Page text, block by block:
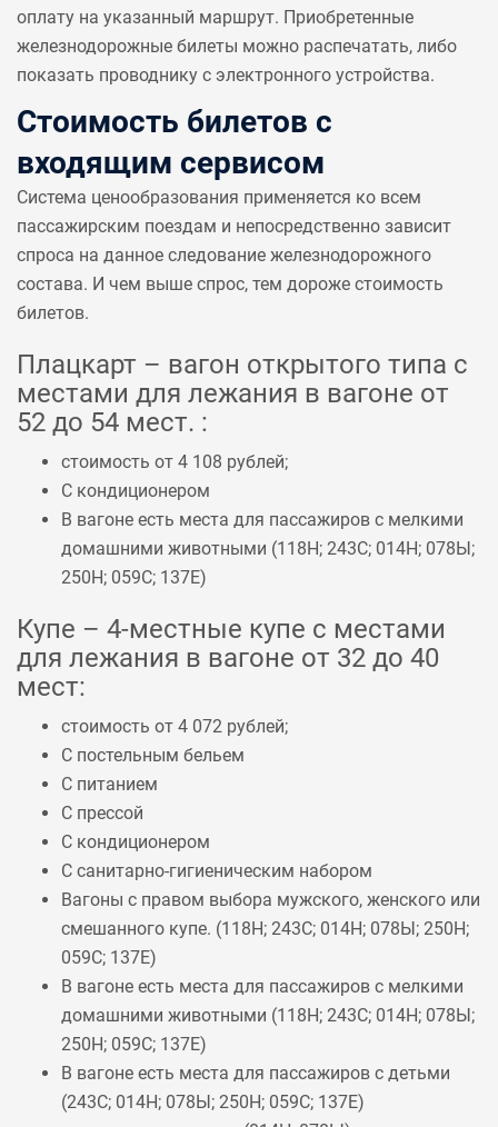
оплату на указанный маршрут. Приобретенные
железнодорожные билеты можно распечатать, либо
показать проводнику с электронного устройства.
Стоимость билетов с
входящим сервисом
Система ценообразования применяется ко всем
пассажирским поездам и непосредственно зависит
спроса на данное следование железнодорожного
состава. И чем выше спрос, тем дороже стоимость
билетов.
Плацкарт – вагон открытого типа с
местами для лежания в вагоне от
52 до 54 мест. :
стоимость от 4 108 рублей;
С кондиционером
В вагоне есть места для пассажиров с мелкими
домашними животными (118Н; 243С; 014Н; 078Ы;
250Н; 059С; 137Е)
Купе – 4-местные купе с местами
для лежания в вагоне от 32 до 40
мест:
стоимость от 4 072 рублей;
С постельным бельем
С питанием
С прессой
С кондиционером
С санитарно-гигиеническим набором
Вагоны с правом выбора мужского, женского или
смешанного купе. (118Н; 243С; 014Н; 078Ы; 250Н;
059С; 137Е)
В вагоне есть места для пассажиров с мелкими
домашними животными (118Н; 243С; 014Н; 078Ы;
250Н; 059С; 137Е)
В вагоне есть места для пассажиров с детьми
(243С; 014Н; 078Ы; 250Н; 059С; 137Е)